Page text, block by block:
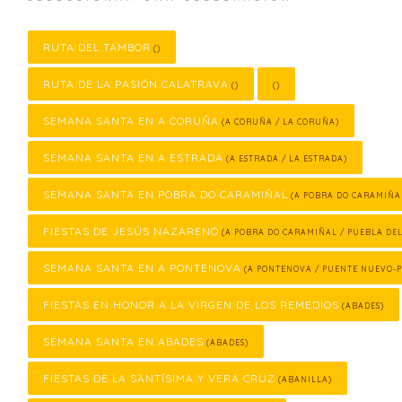
RUTA DEL TAMBOR ()
RUTA DE LA PASIÓN CALATRAVA () ()
SEMANA SANTA EN A CORUÑA (A CORUÑA / LA CORUÑA)
SEMANA SANTA EN A ESTRADA (A ESTRADA / LA ESTRADA)
SEMANA SANTA EN POBRA DO CARAMIÑAL (A POBRA DO
FIESTAS DE JESÚS NAZARENO (A POBRA DO CARAMIÑAL / PUEBLA
SEMANA SANTA EN A PONTENOVA (A PONTENOVA / PUENTE NUEVO-
FIESTAS EN HONOR A LA VIRGEN DE LOS REMEDIOS (ABADES)
SEMANA SANTA EN ABADES (ABADES)
FIESTAS DE LA SANTÍSIMA Y VERA CRUZ (ABANILLA)